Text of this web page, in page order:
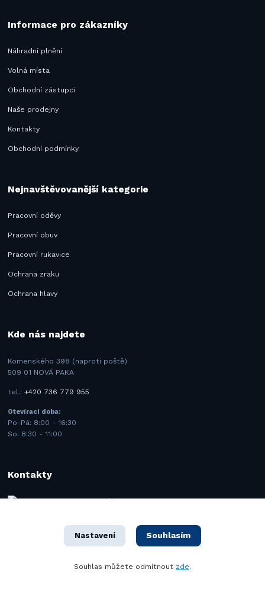
Informace pro zákazníky
Náhradní plnění
Volná místa
Obchodní zástupci
Naše prodejny
Kontakty
Obchodní podmínky
Nejnavštěvovanější kategorie
Pracovní oděvy
Pracovní obuv
Pracovní rukavice
Ochrana zraku
Ochrana hlavy
Kde nás najdete
Komenského 398 (naproti poště)
509 01 NOVÁ PAKA
tel.:+420 736 779 955
Otevírací doba:
Po-Pá: 8:00 - 16:30
So: 8:30 - 11:00
Kontakty
BMK SAFETY spol. s.r.o.
(Po-Pá 8–16 hod.)
Nastavení Souhlasím
Souhlas můžete odmítnout zde.